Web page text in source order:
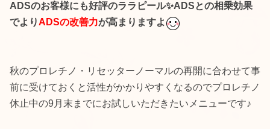
ADSのお客様にも好評のララピール✨ADSとの相乗効果
でよりADSの改善力が高まりますよ
秋のプロレチノ・リセッターノーマルの再開に合わせて事
前に受けておくと活性がかかりやすくなるのでプロレチノ
休止中の9月末までにお試しいただきたいメニューです♪